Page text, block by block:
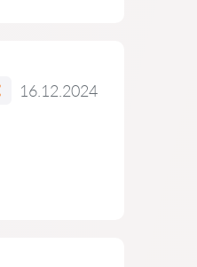
16.12.2024